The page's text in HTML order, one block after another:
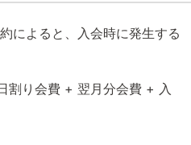
によると、入会時に発生する
割り会費 + 翌月分会費 + 入